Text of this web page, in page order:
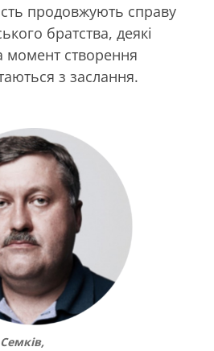
продовжують справу
братства, деякі
момент створення
з заслання.